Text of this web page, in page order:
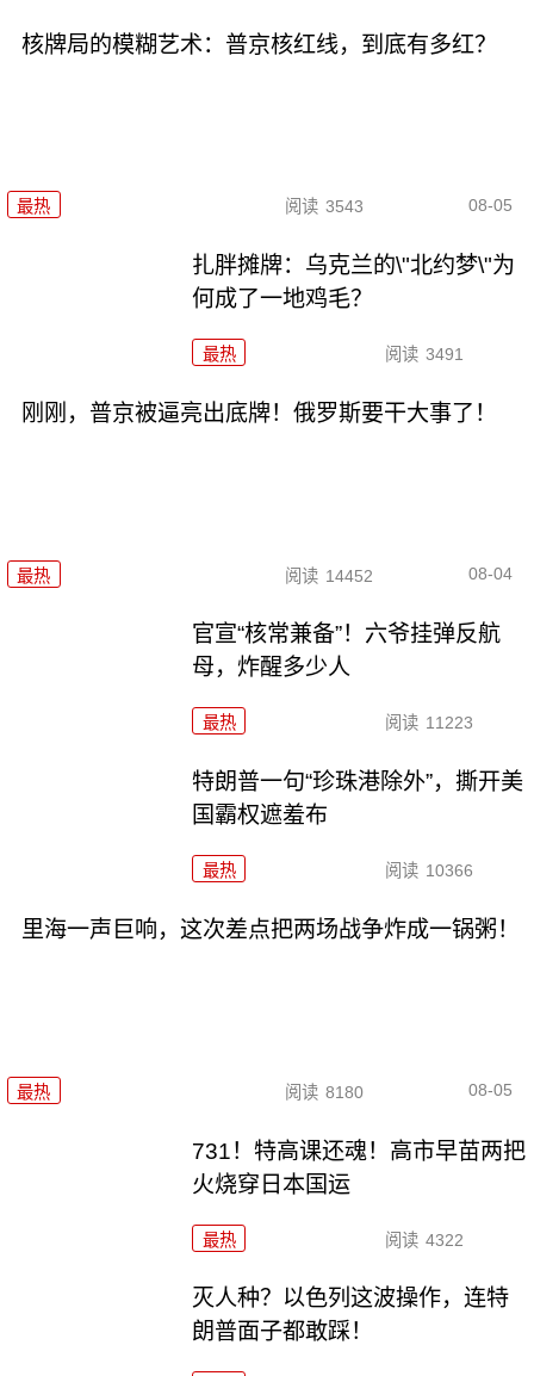
核牌局的模糊艺术：普京核红线，到底有多红？
最热 阅读 3543 08-05
扎胖摊牌：乌克兰的\"北约梦\"为
何成了一地鸡毛？
最热 阅读 3491
刚刚，普京被逼亮出底牌！俄罗斯要干大事了！
最热 阅读 14452 08-04
官宣“核常兼备”！六爷挂弹反航
母，炸醒多少人
最热 阅读 11223
特朗普一句“珍珠港除外”，撕开美
国霸权遮羞布
最热 阅读 10366
里海一声巨响，这次差点把两场战争炸成一锅粥！
最热 阅读 8180 08-05
731！特高课还魂！高市早苗两把
火烧穿日本国运
最热 阅读 4322
灭人种？以色列这波操作，连特
朗普面子都敢踩！